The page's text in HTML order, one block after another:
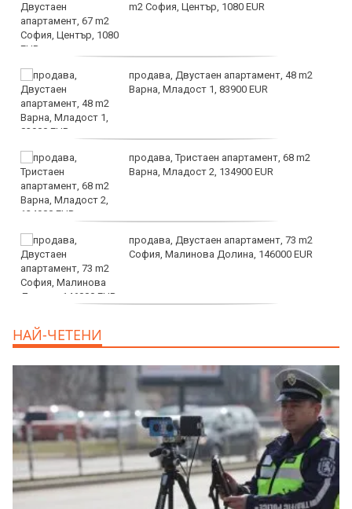
m2 София, Център, 1080 EUR
продава, Двустаен апартамент, 48 m2
Варна, Младост 1, 83900 EUR
продава, Тристаен апартамент, 68 m2
Варна, Младост 2, 134900 EUR
продава, Двустаен апартамент, 73 m2
София, Малинова Долина, 146000 EUR
НАЙ-ЧЕТЕНИ